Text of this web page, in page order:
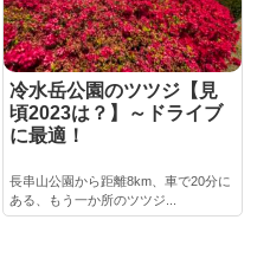
冷水岳公園のツツジ【見
頃2023は？】～ドライブ
に最適！
長串山公園から距離8km、車で20分に
ある、もう一か所のツツジ...